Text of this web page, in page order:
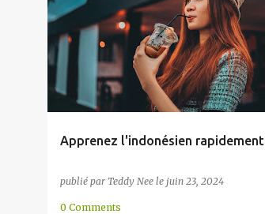
Apprenez l'indonésien rapidement
publié par Teddy Nee le juin 23, 2024
0 Comments